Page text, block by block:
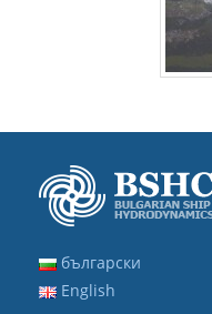
български
English